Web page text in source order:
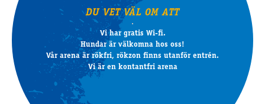
DU VET VÄL OM ATT
Vi har gratis Wi-fi.
Hundar är välkomna hos oss!
Vår arena är rökfri, rökzon finns utanför entrén.
Vi är en kontantfri arena